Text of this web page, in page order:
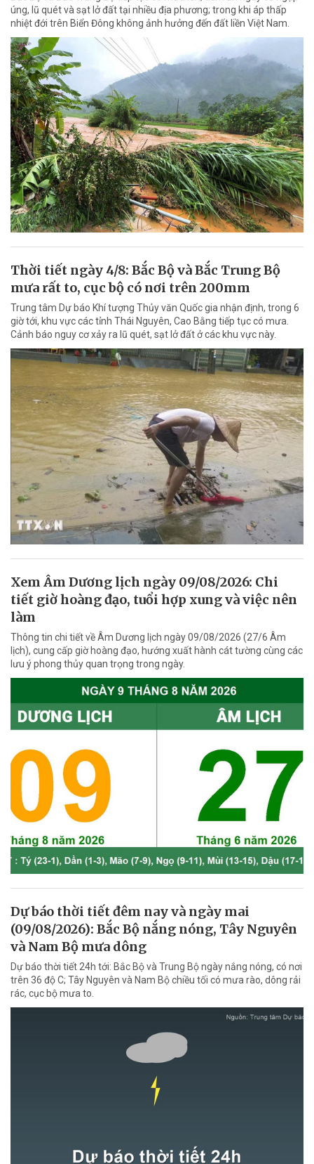
úng, lũ quét và sạt lở đất tại nhiều địa phương; trong khi áp thấp
nhiệt đới trên Biển Đông không ảnh hưởng đến đất liền Việt Nam.
Thời tiết ngày 4/8: Bắc Bộ và Bắc Trung Bộ
mưa rất to, cục bộ có nơi trên 200mm
Trung tâm Dự báo Khí tượng Thủy văn Quốc gia nhận định, trong 6
giờ tới, khu vực các tỉnh Thái Nguyên, Cao Bằng tiếp tục có mưa.
Cảnh báo nguy cơ xảy ra lũ quét, sạt lở đất ở các khu vực này.
Xem Âm Dương lịch ngày 09/08/2026: Chi
tiết giờ hoàng đạo, tuổi hợp xung và việc nên
làm
Thông tin chi tiết về Âm Dương lịch ngày 09/08/2026 (27/6 Âm
lịch), cung cấp giờ hoàng đạo, hướng xuất hành cát tường cùng các
lưu ý phong thủy quan trọng trong ngày.
Dự báo thời tiết đêm nay và ngày mai
(09/08/2026): Bắc Bộ nắng nóng, Tây Nguyên
và Nam Bộ mưa dông
Dự báo thời tiết 24h tới: Bắc Bộ và Trung Bộ ngày nắng nóng, có nơi
trên 36 độ C; Tây Nguyên và Nam Bộ chiều tối có mưa rào, dông rải
rác, cục bộ mưa to.